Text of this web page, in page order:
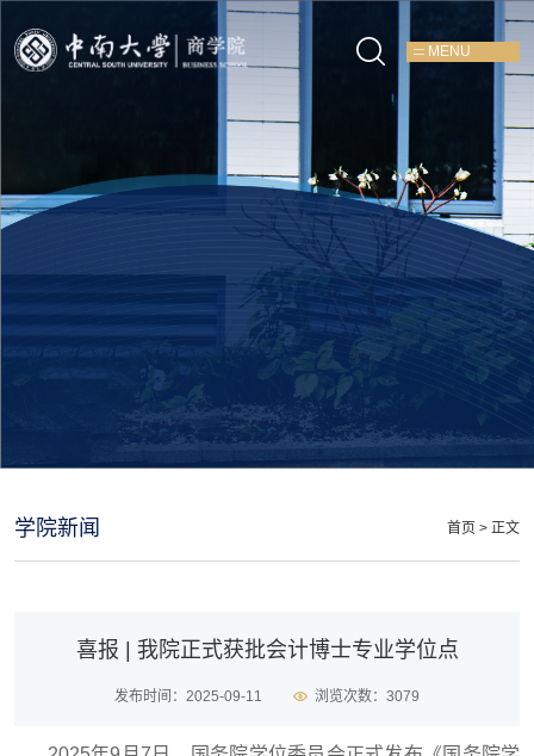
MENU
学院新闻 首页 > 正文
喜报 | 我院正式获批会计博士专业学位点
发布时间：2025-09-11 浏览次数：3079